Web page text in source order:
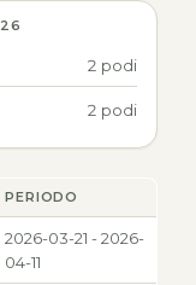
2 podi
2 podi
PERIODO
2026-03-21 - 2026-
04-11